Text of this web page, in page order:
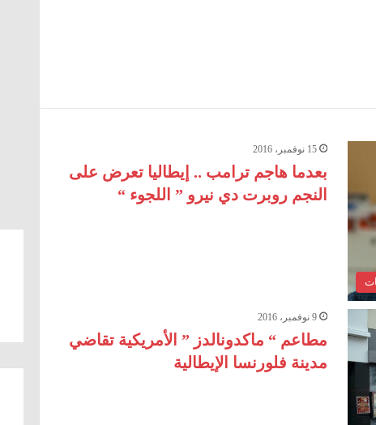
15 نوفمبر، 2016
بعدما هاجم ترامب .. إيطاليا تعرض على
النجم روبرت دي نيرو ” اللجوء “
9 نوفمبر، 2016
مطاعم “ ماكدونالدز ” الأمريكية تقاضي
مدينة فلورنسا الإيطالية